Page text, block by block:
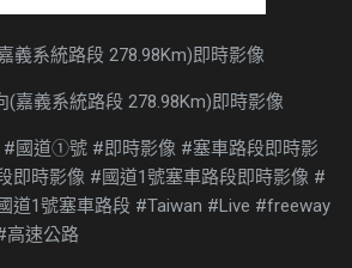
義系統路段 278.98Km)即時影像
國道①號 #即時影像 #塞車路段即時影
即時影像 #國道1號塞車路段即時影像 #
道1號塞車路段 #Taiwan #Live #freeway
高速公路